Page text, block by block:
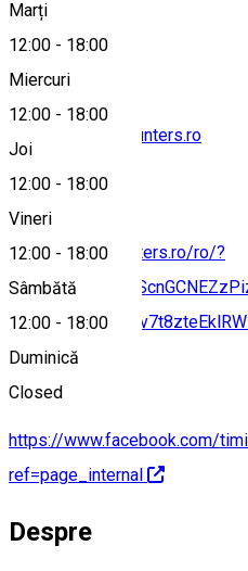
Marți
12:00 - 18:00
Miercuri
12:00 - 18:00
Joi
12:00 - 18:00
Vineri
12:00 - 18:00
Sâmbătă
12:00 - 18:00
Duminică
Closed
Hartă
contact@artencounters.ro
https://artencounters.ro/ro/?
https://www.facebook.com/
ref=page_internal
Despre